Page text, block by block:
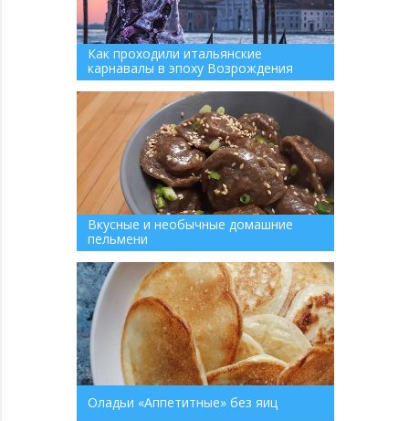
Как проходили итальянские
карнавалы в эпоху Возрождения
Вкусные и необычные домашние
пельмени
Оладьи «Аппетитные» без яиц